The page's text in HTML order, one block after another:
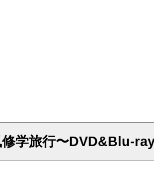
学旅行〜DVD&Blu-